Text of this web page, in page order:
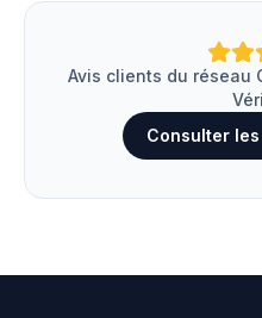
Avis clients du réseau
Consulter